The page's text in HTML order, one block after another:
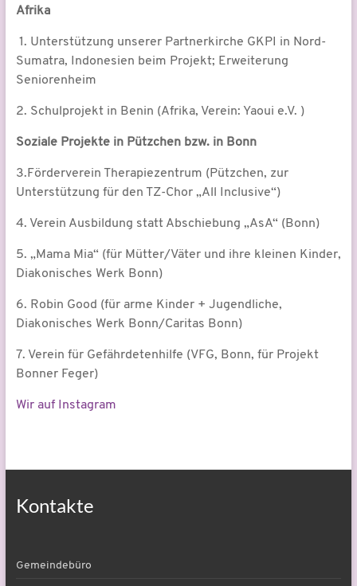
Afrika
1. Unterstützung unserer Partnerkirche GKPI in Nord-
Sumatra, Indonesien beim Projekt; Erweiterung
Seniorenheim
2. Schulprojekt in Benin (Afrika, Verein: Yaoui e.V. )
Soziale Projekte in Pützchen bzw. in Bonn
3.Förderverein Therapiezentrum (Pützchen, zur
Unterstützung für den TZ-Chor „All Inclusive“)
4. Verein Ausbildung statt Abschiebung „AsA“ (Bonn)
5. „Mama Mia“ (für Mütter/Väter und ihre kleinen Kinder,
Diakonisches Werk Bonn)
6. Robin Good (für arme Kinder + Jugendliche,
Diakonisches Werk Bonn/Caritas Bonn)
7. Verein für Gefährdetenhilfe (VFG, Bonn, für Projekt
Bonner Feger)
Wir auf Instagram
Kontakte
Gemeindebüro